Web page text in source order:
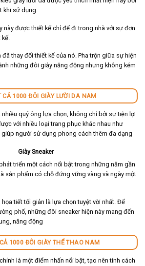
khi sử dụng.
này được thiết kế chỉ để đi trong nhà với sự đơn
thay đổi thiết kế của nó. Pha trộn giữa sự hiện
những đôi giày năng động nhưng không kém
CẢ 1000 ĐÔI GIÀY LƯỜI DA NAM
nhiều quý ông lựa chọn, không chỉ bởi sự tiện lợi
với nhiều loại trang phục khác nhau như
giúp người sử dụng phong cách thêm đa dạng
Giày Sneaker
triển một cách nổi bật trong những năm gần
sản phẩm có chỗ đứng vững vàng và ngày một
tiết tối giản là lựa chọn tuyệt vời nhất. Để
phố, những đôi sneaker hiện này mang đến
năng động
1000 ĐÔI GIÀY THỂ THAO NAM
là một điểm nhấn nổi bật, tạo nên tính cách